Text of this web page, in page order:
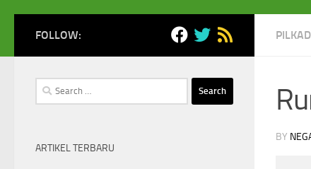
BY
FOLLOW:
Search
for:
ARTIKEL TERBARU